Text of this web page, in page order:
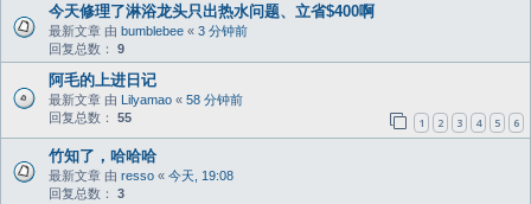
今天修理了淋浴龙头只出热水问题、立省$400啊
最新文章 由 bumblebee « 3 分钟前
回复总数： 9
阿毛的上进日记
最新文章 由 Lilyamao « 58 分钟前
回复总数： 55 1 2 3 4 5 6
竹知了，哈哈哈
最新文章 由 resso « 今天, 19:08
回复总数： 3